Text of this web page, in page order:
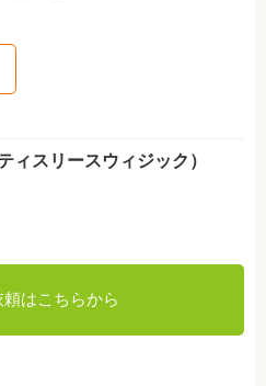
ィスリースウィジック）
はこちらから